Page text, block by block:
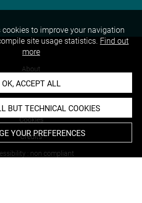
About
Contact Us
Cookies
Credits
: non compliant
to improve your navigation
site usage statistics. Find out
more
OK, ACCEPT ALL
BUT TECHNICAL COOKIES
YOUR PREFERENCES